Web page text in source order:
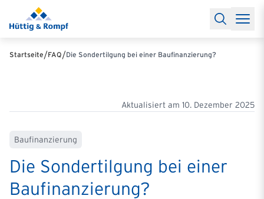
Baufinanzierung
RechnerBaufinanzierungsrechner
Anschlussfinanzierung
Partnerschaft
Partner werden
Käuferprofile 2026
Ihre Ansprechpartner
Startseite/FAQ/Die Sondertilgung bei einer Baufinanzierung?
Aktualisiert am 10. Dezember 2025
Baufinanzierung
Die Sondertilgung bei einer
Baufinanzierung?